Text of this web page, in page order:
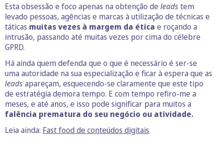
Esta obsessão e foco apenas na obtenção de leadstem
levado pessoas, agências e marcas à utilização de técnicas e
táticas muitas vezes à margem da ética e roçando a
intrusão, passando até muitas vezes por cima do célebre
GPRD.
Há ainda quem defenda que o que é necessário é ser-se
uma autoridade na sua especialização e ficar à espera que as
leadsapareçam, esquecendo-se claramente que este tipo
de estratégia demora tempo. E com tempo refiro-me a
meses, e até anos, e isso pode significar para muitos a
falência prematura do seu negócio ou atividade.
Leia ainda: Fast food de conteúdos digitais